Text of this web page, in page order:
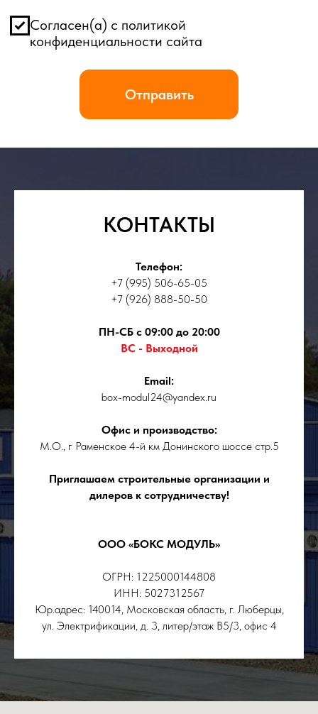
КОНТАКТЫ
Телефон:
+7 (995) 506-65-05
+7 (926) 888-50-50
ПН-СБ с 09:00 до 20:00
ВС - Выходной
Email:
box-modul24@yandex.ru
Офис и производство:
М.О., г Раменское 4-й км Донинского шоссе стр.5
Приглашаем строительные организации и
дилеров к сотрудничеству!
ООО «БОКС МОДУЛЬ»
ОГРН: 1225000144808
ИНН: 5027312567
Юр.адрес: 140014, Московская область, г. Люберцы,
ул. Электрификации, д. 3, литер/этаж В5/3, офис 4